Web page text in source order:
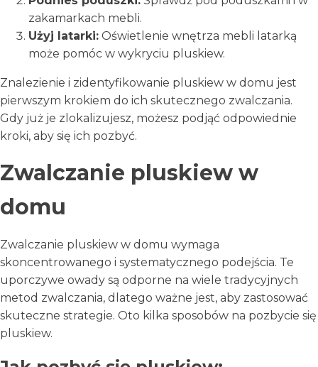
zakamarkach mebli.
Użyj latarki: Oświetlenie wnętrza mebli latarką
może pomóc w wykryciu pluskiew.
Znalezienie i zidentyfikowanie pluskiew w domu jest
pierwszym krokiem do ich skutecznego zwalczania.
Gdy już je zlokalizujesz, możesz podjąć odpowiednie
kroki, aby się ich pozbyć.
Zwalczanie pluskiew w
domu
Zwalczanie pluskiew w domu wymaga
skoncentrowanego i systematycznego podejścia. Te
uporczywe owady są odporne na wiele tradycyjnych
metod zwalczania, dlatego ważne jest, aby zastosować
skuteczne strategie. Oto kilka sposobów na pozbycie się
pluskiew.